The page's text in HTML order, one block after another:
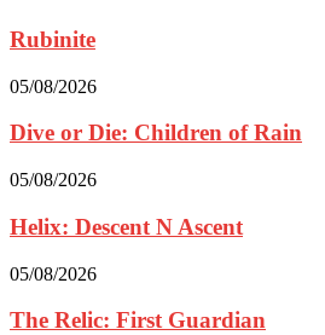
Rubinite
05/08/2026
Dive or Die: Children of Rain
05/08/2026
Helix: Descent N Ascent
05/08/2026
The Relic: First Guardian